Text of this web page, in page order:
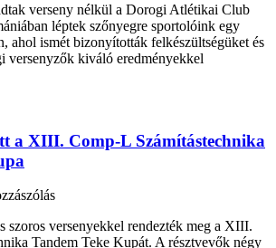
verseny nélkül a Dorogi Atlétikai Club
léptek szőnyegre sportolóink egy
ahol ismét bizonyították felkészültségüket és
versenyzők kiváló eredményekkel
a XIII. Comp-L Számítástechnika
szoros versenyekkel rendezték meg a XIII.
Tandem Teke Kupát. A résztvevők négy